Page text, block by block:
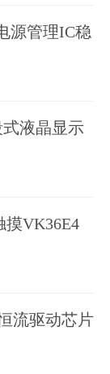
源管理IC稳
液晶显示
VK36E4
流驱动芯片